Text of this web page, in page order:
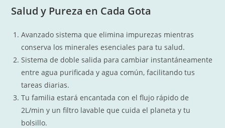
Salud y Pureza en Cada Gota
Avanzado sistema que elimina impurezas mientras
conserva los minerales esenciales para tu salud.
Sistema de doble salida para cambiar instantáneamente
entre agua purificada y agua común, facilitando tus
tareas diarias.
Tu familia estará encantada con el flujo rápido de
2L/min y un filtro lavable que cuida el planeta y tu
bolsillo.